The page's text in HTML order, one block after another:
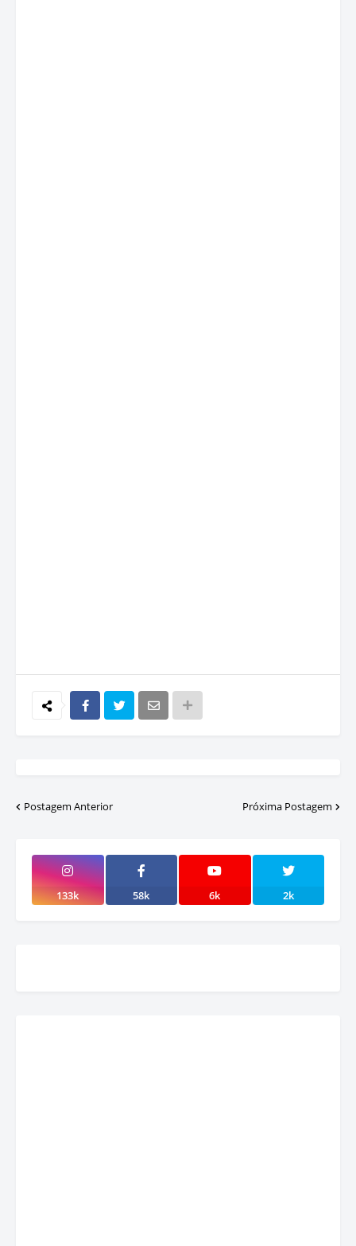
Postagem Anterior Próxima Postagem
133k 58k 6k 2k